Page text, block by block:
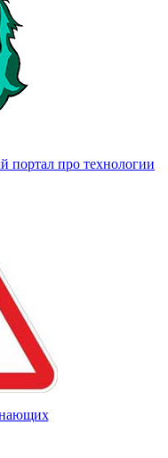
про технологии